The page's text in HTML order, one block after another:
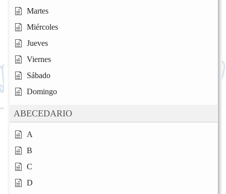
Martes
Miércoles
Jueves
Viernes
Sábado
Domingo
ABECEDARIO
A
B
C
D